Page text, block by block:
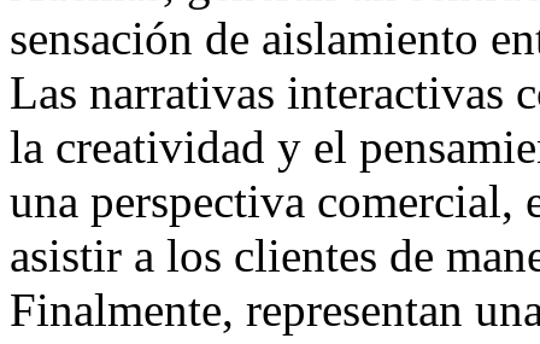
sensación de aislamiento
Las narrativas interactivas
la creatividad y el
una perspectiva comercial,
asistir a los clientes de
Finalmente, representan